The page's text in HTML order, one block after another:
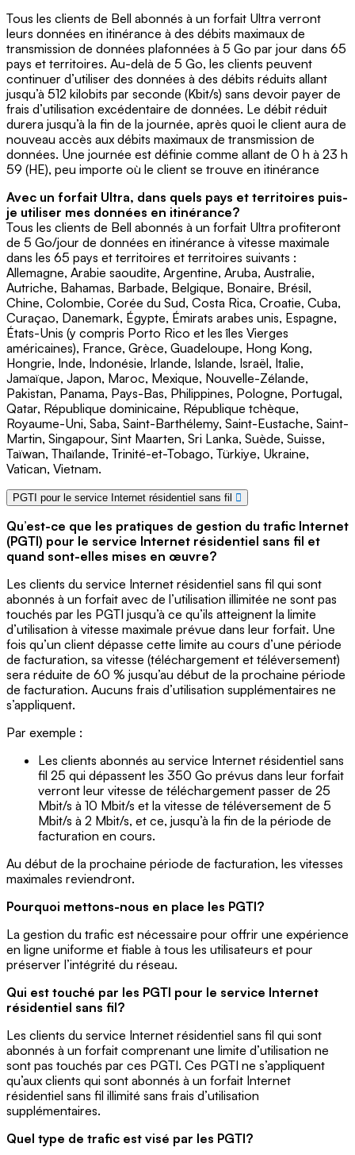
Tous les clients de Bell abonnés à un forfait Ultra verront
leurs données en itinérance à des débits maximaux de
transmission de données plafonnées à 5 Go par jour dans 65
pays et territoires. Au-delà de 5 Go, les clients peuvent
continuer d’utiliser des données à des débits réduits allant
jusqu’à 512 kilobits par seconde (Kbit/s) sans devoir payer de
frais d’utilisation excédentaire de données. Le débit réduit
durera jusqu’à la fin de la journée, après quoi le client aura de
nouveau accès aux débits maximaux de transmission de
données. Une journée est définie comme allant de 0 h à 23 h
59 (HE), peu importe où le client se trouve en itinérance
Avec un forfait Ultra, dans quels pays et territoires puis-
je utiliser mes données en itinérance?
Tous les clients de Bell abonnés à un forfait Ultra profiteront
de 5 Go/jour de données en itinérance à vitesse maximale
dans les 65 pays et territoires et territoires suivants :
Allemagne, Arabie saoudite, Argentine, Aruba, Australie,
Autriche, Bahamas, Barbade, Belgique, Bonaire, Brésil,
Chine, Colombie, Corée du Sud, Costa Rica, Croatie, Cuba,
Curaçao, Danemark, Égypte, Émirats arabes unis, Espagne,
États-Unis (y compris Porto Rico et les îles Vierges
américaines), France, Grèce, Guadeloupe, Hong Kong,
Hongrie, Inde, Indonésie, Irlande, Islande, Israël, Italie,
Jamaïque, Japon, Maroc, Mexique, Nouvelle-Zélande,
Pakistan, Panama, Pays-Bas, Philippines, Pologne, Portugal,
Qatar, République dominicaine, République tchèque,
Royaume-Uni, Saba, Saint-Barthélemy, Saint-Eustache, Saint-
Martin, Singapour, Sint Maarten, Sri Lanka, Suède, Suisse,
Taïwan, Thaïlande, Trinité-et-Tobago, Türkiye, Ukraine,
Vatican, Vietnam.
PGTI pour le service Internet résidentiel sans fil
Qu’est-ce que les pratiques de gestion du trafic Internet
(PGTI) pour le service Internet résidentiel sans fil et
quand sont-elles mises en œuvre?
Les clients du service Internet résidentiel sans fil qui sont
abonnés à un forfait avec de l’utilisation illimitée ne sont pas
touchés par les PGTI jusqu’à ce qu’ils atteignent la limite
d’utilisation à vitesse maximale prévue dans leur forfait. Une
fois qu’un client dépasse cette limite au cours d’une période
de facturation, sa vitesse (téléchargement et téléversement)
sera réduite de 60 % jusqu’au début de la prochaine période
de facturation. Aucuns frais d’utilisation supplémentaires ne
s’appliquent.
Par exemple :
Les clients abonnés au service Internet résidentiel sans
fil 25 qui dépassent les 350 Go prévus dans leur forfait
verront leur vitesse de téléchargement passer de 25
Mbit/s à 10 Mbit/s et la vitesse de téléversement de 5
Mbit/s à 2 Mbit/s, et ce, jusqu’à la fin de la période de
facturation en cours.
Au début de la prochaine période de facturation, les vitesses
maximales reviendront.
Pourquoi mettons-nous en place les PGTI?
La gestion du trafic est nécessaire pour offrir une expérience
en ligne uniforme et fiable à tous les utilisateurs et pour
préserver l’intégrité du réseau.
Qui est touché par les PGTI pour le service Internet
résidentiel sans fil?
Les clients du service Internet résidentiel sans fil qui sont
abonnés à un forfait comprenant une limite d’utilisation ne
sont pas touchés par ces PGTI. Ces PGTI ne s’appliquent
qu’aux clients qui sont abonnés à un forfait Internet
résidentiel sans fil illimité sans frais d’utilisation
supplémentaires.
Quel type de trafic est visé par les PGTI?